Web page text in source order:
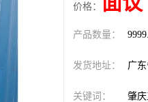
价格：
产品数量：
发货地址： 广
关键词： 肇